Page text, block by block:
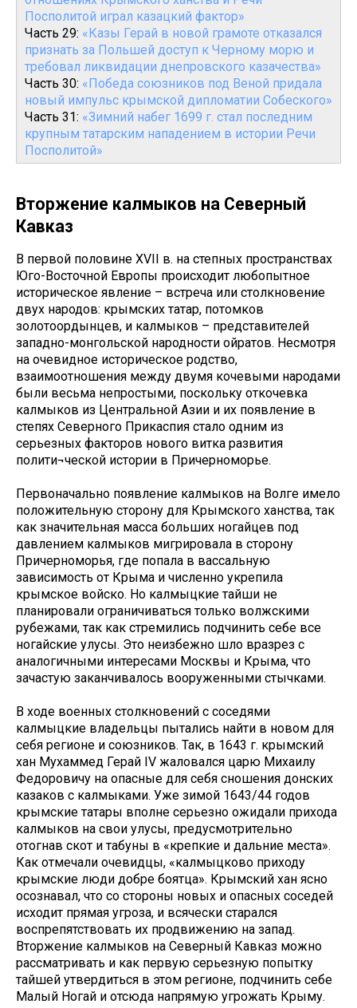
Посполитой играл казацкий фактор»
Часть 29: «Казы Герай в новой грамоте отказался
признать за Польшей доступ к Черному морю и
требовал ликвидации днепровского казачества»
Часть 30: «Победа союзников под Веной придала
новый импульс крымской дипломатии Собеского»
Часть 31: «Зимний набег 1699 г. стал последним
крупным татарским нападением в истории Речи
Посполитой»
Вторжение калмыков на Северный
Кавказ
В первой половине XVII в. на степных пространствах
Юго-Восточной Европы происходит любопытное
историческое явление – встреча или столкновение
двух народов: крымских татар, потомков
золотоордынцев, и калмыков – представителей
западно-монгольской народности ойратов. Несмотря
на очевидное историческое родство,
взаимоотношения между двумя кочевыми народами
были весьма непростыми, поскольку откочевка
калмыков из Центральной Азии и их появление в
степях Северного Прикаспия стало одним из
серьезных факторов нового витка развития
полити¬ческой истории в Причерноморье.
Первоначально появление калмыков на Волге имело
положительную сторону для Крымского ханства, так
как значительная масса больших ногайцев под
давлением калмыков мигрировала в сторону
Причерноморья, где попала в вассальную
зависимость от Крыма и численно укрепила
крымское войско. Но калмыцкие тайши не
планировали ограничиваться только волжскими
рубежами, так как стремились подчинить себе все
ногайские улусы. Это неизбежно шло вразрез с
аналогичными интересами Москвы и Крыма, что
зачастую заканчивалось вооруженными стычками.
В ходе военных столкновений с соседями
калмыцкие владельцы пытались найти в новом для
себя регионе и союзников. Так, в 1643 г. крымский
хан Мухаммед Герай IV жаловался царю Михаилу
Федоровичу на опасные для себя сношения донских
казаков с калмыками. Уже зимой 1643/44 годов
крымские татары вполне серьезно ожидали прихода
калмыков на свои улусы, предусмотрительно
отогнав скот и табуны в «крепкие и дальние места».
Как отмечали очевидцы, «калмыцково приходу
крымские люди добре боятца». Крымский хан ясно
осознавал, что со стороны новых и опасных соседей
исходит прямая угроза, и всячески старался
воспрепятствовать их продвижению на запад.
Вторжение калмыков на Северный Кавказ можно
рассматривать и как первую серьезную попытку
тайшей утвердиться в этом регионе, подчинить себе
Малый Ногай и отсюда напрямую угрожать Крыму.